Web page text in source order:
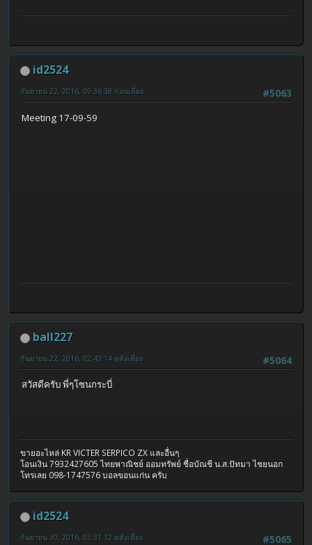
id2524
#5063
กันยายน 22, 2016, 09:36:38 ก่อนเที่ยง
Meeting 17-09-59
ball227
#5064
กันยายน 22, 2016, 02:43:14 หลังเที่ยง
สวัสดีครับ พี่ๆโซนกระบี่
ขายอะไหล่ KR VICTER SERPICO ZX และอื่นๆ
โอนเงิน 7932427605 ไทยพาณิชย์ ออมทรัพย์ ชื่อบัณชี น.ส.ปัทมา ไชยนอก
โทรเลย 098-1747576 บอลขอนแก่น ครับ
id2524
#5065
กันยายน 30, 2016, 03:31:12 หลังเที่ยง